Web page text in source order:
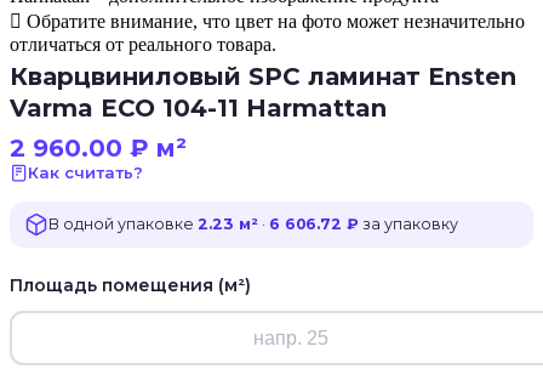
Обратите внимание, что цвет на фото может незначительно
отличаться от реального товара.
Кварцвиниловый SPC ламинат Ensten
Varma ECO 104-11 Harmattan
2 960.00 ₽ м²
Как считать?
В одной упаковке 2.23 м² · 6 606.72 ₽ за упаковку
Площадь помещения (м²)